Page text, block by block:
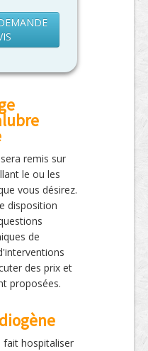
remis sur
le ou les
vous désirez.
disposition
de
des prix et
proposées.
fait hospitaliser